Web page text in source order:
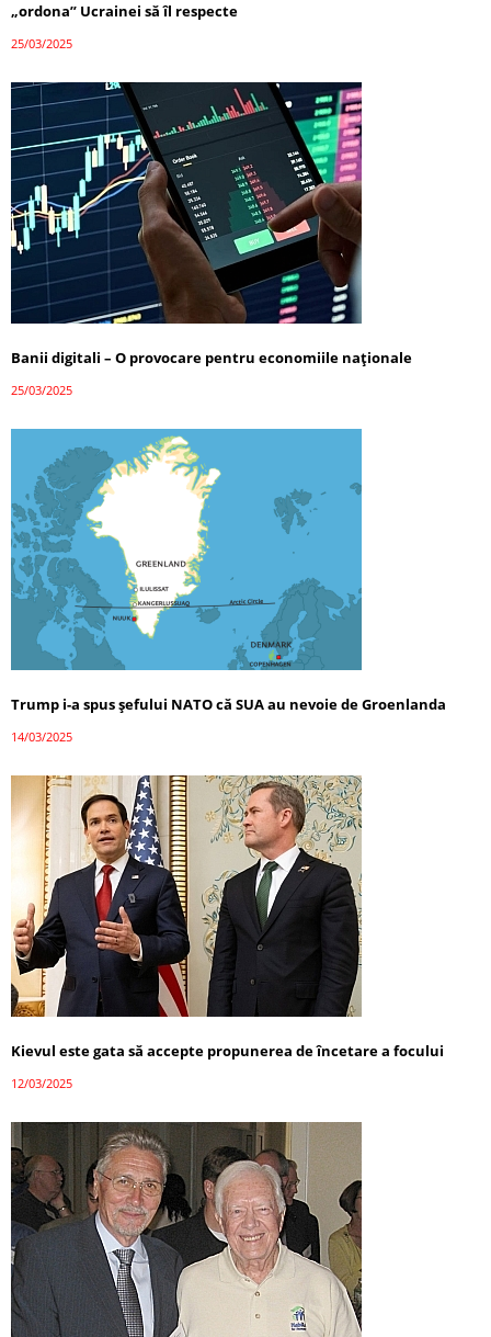
„ordona” Ucrainei să îl respecte
25/03/2025
Banii digitali – O provocare pentru economiile naționale
25/03/2025
Trump i-a spus șefului NATO că SUA au nevoie de Groenlanda
14/03/2025
Kievul este gata să accepte propunerea de încetare a focului
12/03/2025